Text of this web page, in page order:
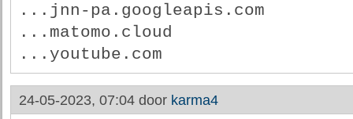
...jnn-pa.googleapis.com
...matomo.cloud
...youtube.com
24-05-2023, 07:04 door karma4